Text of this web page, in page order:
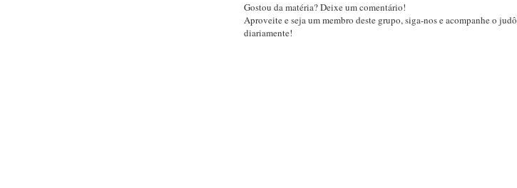
Gostou da matéria? Deixe um comentário!
Aproveite e seja um membro deste grupo, siga-nos e acompanhe o judô
diariamente!